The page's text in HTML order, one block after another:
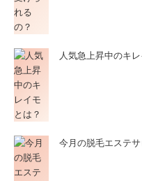
人気急上昇中のキ
今月の脱毛エステ